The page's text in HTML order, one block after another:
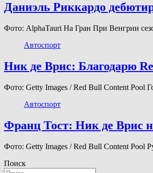
Даниэль Риккардо
Фото: AlphaTauri На Гран При Венгрии
Автоспорт
Ник де Врис: Благодарю
Фото: Getty Images / Red Bull Content
Автоспорт
Франц Тост: Ник де Врис
Фото: Getty Images / Red Bull Content Pool
Поиск